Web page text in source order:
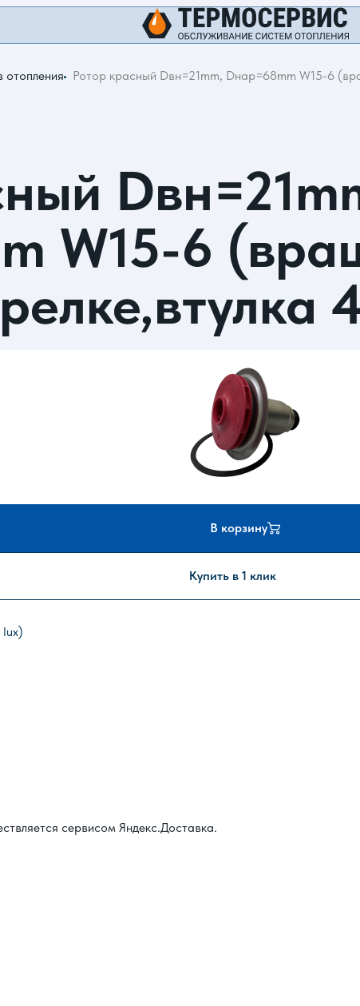
отопления Ротор красный Dвн=21mm, Dнар=68mm W15-6
W15-6
В корзину
Купить в 1 клик
lux)
сервисом Яндекс.Доставка.